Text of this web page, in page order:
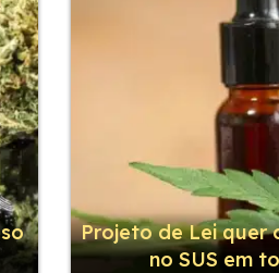
Projeto de Lei quer
no SUS em